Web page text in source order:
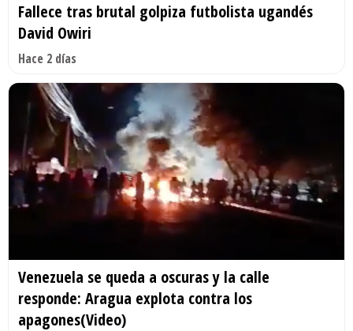
Fallece tras brutal golpiza futbolista ugandés
David Owiri
Hace 2 días
Venezuela se queda a oscuras y la calle
responde: Aragua explota contra los
apagones(Video)